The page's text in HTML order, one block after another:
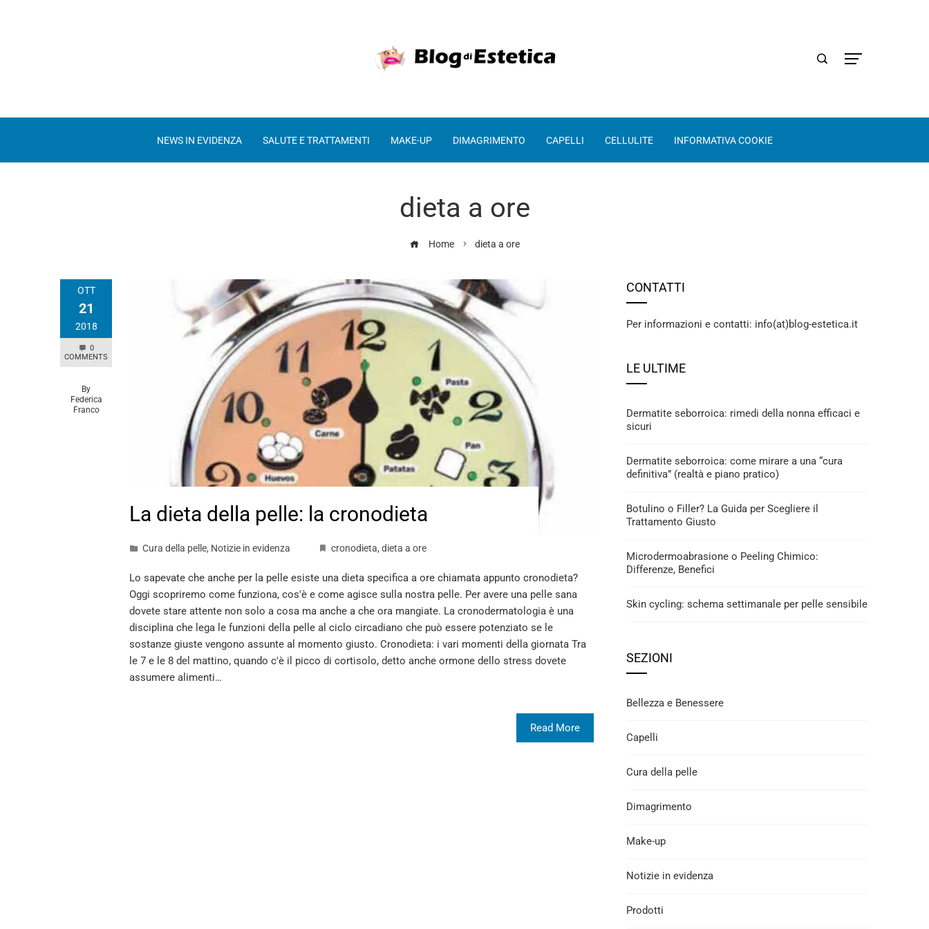
NEWS IN EVIDENZA SALUTE E TRATTAMENTI MAKE-UP DIMAGRIMENTO CAPELLI CELLULITE INFORMATIVA COOKIE
dieta a ore
Home dieta a ore
OTT
21
2018
0
COMMENTS
By
Federica
Franco
La dieta della pelle: la cronodieta
Cura della pelle, Notizie in evidenza cronodieta, dieta a ore
Lo sapevate che anche per la pelle esiste una dieta specifica a ore chiamata appunto cronodieta?
Oggi scopriremo come funziona, cos'è e come agisce sulla nostra pelle. Per avere una pelle sana
dovete stare attente non solo a cosa ma anche a che ora mangiate. La cronodermatologia è una
disciplina che lega le funzioni della pelle al ciclo circadiano che può essere potenziato se le
sostanze giuste vengono assunte al momento giusto. Cronodieta: i vari momenti della giornata Tra
le 7 e le 8 del mattino, quando c'è il picco di cortisolo, detto anche ormone dello stress dovete
assumere alimenti…
Read More
CONTATTI
Per informazioni e contatti: info(at)blog-estetica.it
LE ULTIME
Dermatite seborroica: rimedi della nonna efficaci e
sicuri
Dermatite seborroica: come mirare a una “cura
definitiva” (realtà e piano pratico)
Botulino o Filler? La Guida per Scegliere il
Trattamento Giusto
Microdermoabrasione o Peeling Chimico:
Differenze, Benefici
Skin cycling: schema settimanale per pelle sensibile
SEZIONI
Bellezza e Benessere
Capelli
Cura della pelle
Dimagrimento
Make-up
Notizie in evidenza
Prodotti